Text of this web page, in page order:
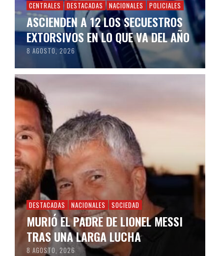
CENTRALES DESTACADAS NACIONALES POLICIALES
ASCIENDEN A 12 LOS SECUESTROS
EXTORSIVOS EN LO QUE VA DEL AÑO
8 AGOSTO, 2026
DESTACADAS NACIONALES SOCIEDAD
MURIÓ EL PADRE DE LIONEL MESSI
TRAS UNA LARGA LUCHA
8 AGOSTO, 2026